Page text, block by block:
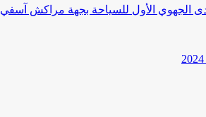
الجهوي الأول للسياحة بجهة مراكش آسفي